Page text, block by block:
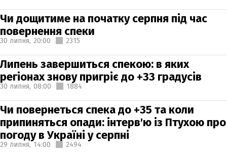
Чи дощитиме на початку серпня під час
повернення спеки
30 липня, 20:00 2315
Липень завершиться спекою: в яких
регіонах знову пригріє до +33 градусів
30 липня, 08:00 1884
Чи повернеться спека до +35 та коли
припиняться опади: інтерв'ю із Птухою про
погоду в Україні у серпні
29 липня, 14:00 2494